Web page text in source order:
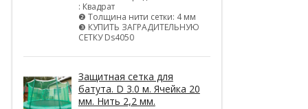
: Квадрат
❷ Толщина нити сетки: 4 мм
❸ КУПИТЬ ЗАГРАДИТЕЛЬНУЮ
СЕТКУ Ds4050
Защитная сетка для
батута. D 3.0 м. Ячейка 20
мм. Нить 2,2 мм.